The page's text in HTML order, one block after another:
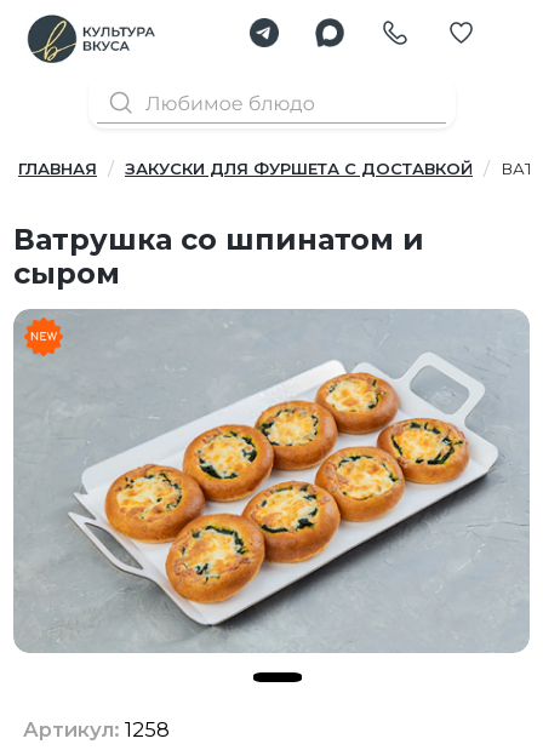
ГЛАВНАЯ ЗАКУСКИ ДЛЯ ФУРШЕТА С ДОСТАВКОЙ
Ватрушка со шпинатом и
сыром
Артикул: 1258